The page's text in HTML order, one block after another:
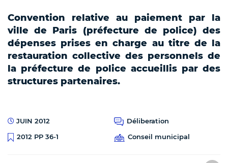
Convention relative au paiement par la
ville de Paris (préfecture de police) des
dépenses prises en charge au titre de la
restauration collective des personnels de
la préfecture de police accueillis par des
structures partenaires.
JUIN 2012
Déliberation
2012 PP 36-1
Conseil municipal